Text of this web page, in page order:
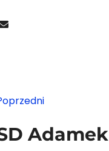
Adamek